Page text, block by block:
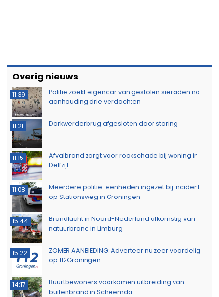
Overig nieuws
11:39
Politie zoekt eigenaar van gestolen sieraden na
aanhouding drie verdachten
11:21 Dorkwerderbrug afgesloten door storing
11:15
Afvalbrand zorgt voor rookschade bij woning in
Delfzijl
11:08
Meerdere politie-eenheden ingezet bij incident
op Stationsweg in Groningen
15:44
Brandlucht in Noord-Nederland afkomstig van
natuurbrand in Limburg
15:22
ZOMER AANBIEDING: Adverteer nu zeer voordelig
op 112Groningen
14:17
Buurtbewoners voorkomen uitbreiding van
buitenbrand in Scheemda